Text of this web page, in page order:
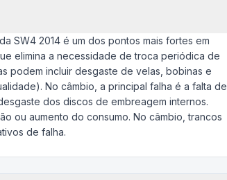
SW4 2014 é um dos pontos mais fortes em
elimina a necessidade de troca periódica de
podem incluir desgaste de velas, bobinas e
No câmbio, a principal falha é a falta de
dos discos de embreagem internos.
ou aumento do consumo. No câmbio, trancos
de falha.